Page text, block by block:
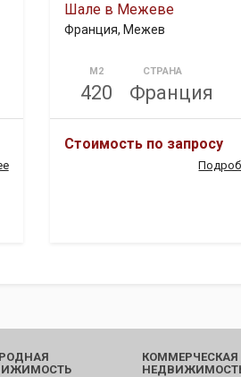
Шале в Межеве
Франция, Межев
М2
420
СТРАНА
Франция
Стоимость по запросу
КОММЕРЧЕСКАЯ